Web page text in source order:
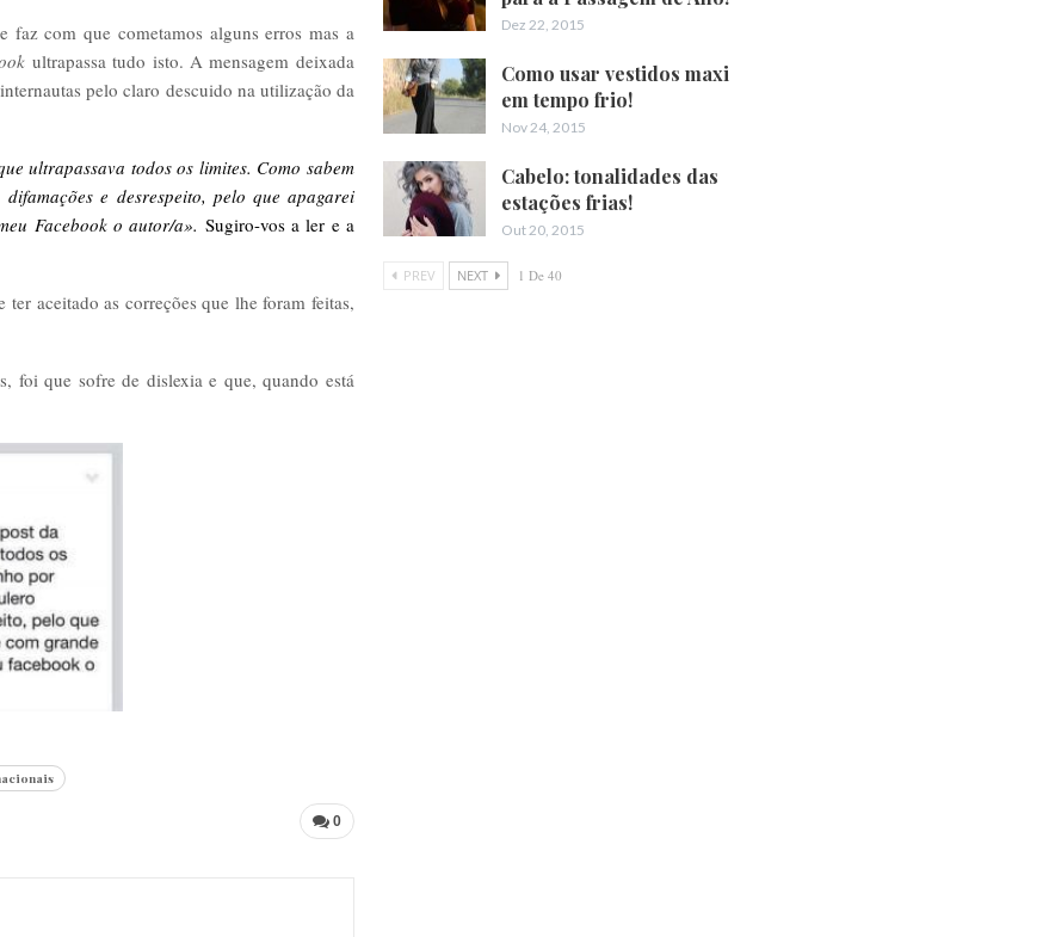
com que cometamos alguns erros mas a
ultrapassa tudo isto. A mensagem deixada
pelo claro descuido na utilização da
ultrapassava todos os limites. Como sabem
e desrespeito, pelo que apagarei
Facebook o autor/a». Sugiro-vos a ler e a
aceitado as correções que lhe foram feitas,
foi que sofre de dislexia e que, quando está
0
Dez 22, 2015
Como usar vestidos maxi
em tempo frio!
Nov 24, 2015
Cabelo: tonalidades das
estações frias!
Out 20, 2015
PREV NEXT 1 De 40